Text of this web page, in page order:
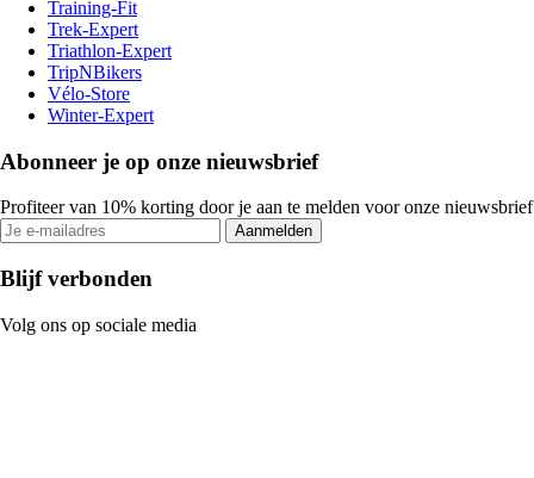
Training-Fit
Trek-Expert
Triathlon-Expert
TripNBikers
Vélo-Store
Winter-Expert
Abonneer je op onze nieuwsbrief
Profiteer van 10% korting door je aan te melden voor onze nieuwsbrief
Aanmelden
Blijf verbonden
Volg ons op sociale media